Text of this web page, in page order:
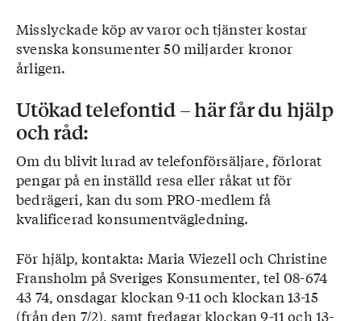
Misslyckade köp av varor och tjänster kostar
svenska konsumenter 50 miljarder kronor
årligen.
Utökad telefontid – här får du hjälp
och råd:
Om du blivit lurad av telefonförsäljare, förlorat
pengar på en inställd resa eller råkat ut för
bedrägeri, kan du som PRO-medlem få
kvalificerad konsumentvägledning.
För hjälp, kontakta: Maria Wiezell och Christine
Fransholm på Sveriges Konsumenter, tel 08-674
43 74, onsdagar klockan 9-11 och klockan 13-15
(från den 7/2), samt fredagar klockan 9-11 och 13-